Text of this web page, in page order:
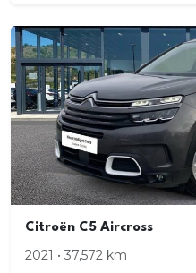
Condamnation
lève-vitres
Conduite autonome
Contrôle des phares
de route/croisement
hauteur manuel
Détection panneaux
Eclair latéral
Citroën C5 Aircross
2021 • 37,572 km